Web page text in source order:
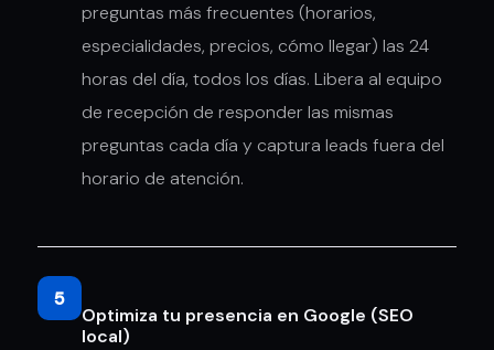
preguntas más frecuentes (horarios,
especialidades, precios, cómo llegar) las 24
horas del día, todos los días. Libera al equipo
de recepción de responder las mismas
preguntas cada día y captura leads fuera del
horario de atención.
5
Optimiza tu presencia en Google (SEO
local)